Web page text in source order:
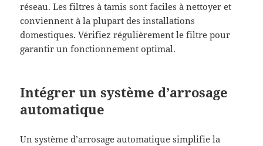
réseau. Les filtres à tamis sont faciles à nettoyer et
conviennent à la plupart des installations
domestiques. Vérifiez régulièrement le filtre pour
garantir un fonctionnement optimal.
Intégrer un système d’arrosage
automatique
Un système d’arrosage automatique simplifie la